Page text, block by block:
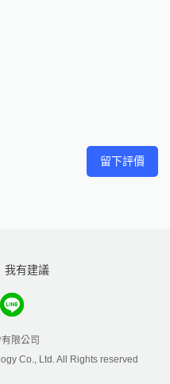
留下評價
我有建議
限公司
Co., Ltd. All Rights reserved